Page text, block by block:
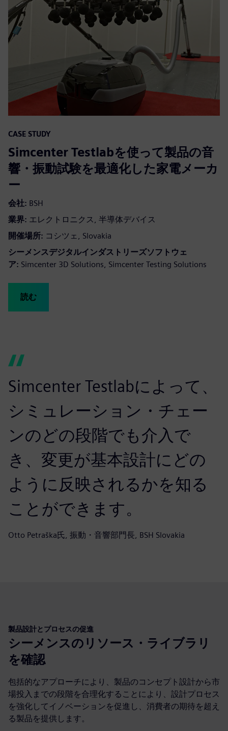
CASE STUDY
Simcenter Testlabを使って製品の音
響・振動試験を最適化した家電メーカ
ー
会社: BSH
業界: エレクトロニクス, 半導体デバイス
開催場所: コシツェ, Slovakia
シーメンスデジタルインダストリーズソフトウェ
ア: Simcenter 3D Solutions, Simcenter Testing Solutions
読む
Simcenter Testlabによって、
シミュレーション・チェー
ンのどの段階でも介入で
き、変更が基本設計にどの
ように反映されるかを知る
ことができます。
Otto Petraška氏, 振動・音響部門長, BSH Slovakia
製品設計とプロセスの促進
シーメンスのリソース・ライブラリ
を確認
包括的なアプローチにより、製品のコンセプト設計から市
場投入までの段階を合理化することにより、設計プロセス
を強化してイノベーションを促進し、消費者の期待を超え
る製品を提供します。